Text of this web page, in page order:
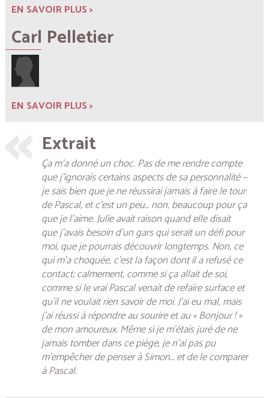
EN SAVOIR PLUS >
Carl Pelletier
EN SAVOIR PLUS >
Extrait
Ça m’a donné un choc. Pas de me rendre compte
que j’ignorais certains aspects de sa personnalité –
je sais bien que je ne réussirai jamais à faire le tour
de Pascal, et c’est un peu… non, beaucoup pour ça
que je l’aime. Julie avait raison quand elle disait
que j’avais besoin d’un gars qui serait un défi pour
moi, que je pourrais découvrir longtemps. Non, ce
qui m’a choquée, c’est la façon dont il a refusé ce
contact; calmement, comme si ça allait de soi,
comme si le vrai Pascal venait de refaire surface et
qu’il ne voulait rien savoir de moi. J’ai eu mal, mais
j’ai réussi à répondre au sourire et au « Bonjour ! »
de mon amoureux. Même si je m’étais juré de ne
jamais tomber dans ce piège, je n’ai pas pu
m’empêcher de penser à Simon… et de le comparer
à Pascal.